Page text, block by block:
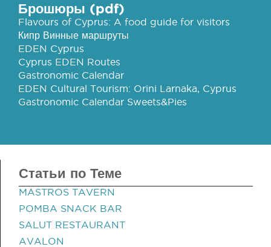
Брошюры (pdf)
Flavours of Cyprus: A food guide for visitors
Кипр Винные маршруты
EDEN Cyprus
Cyprus EDEN Routes
Gastronomic Calendar
EDEN Cultural Tourism: Orini Larnaka, Cyprus
Gastronomic Calendar Sweets&Pies
Статьи по Теме
MASTROS TAVERN
POMBA SNACK BAR
SALUT RESTAURANT
AVALON